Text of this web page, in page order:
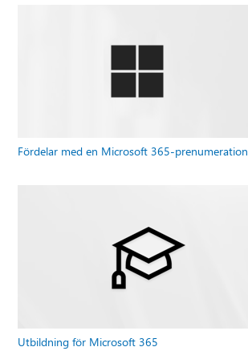
Fördelar med en Microsoft 365-prenumeration
Utbildning för Microsoft 365